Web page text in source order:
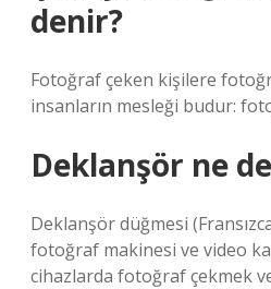
denir?
Fotoğraf çeken kişilere
insanların mesleği budur:
Deklanşör ne
Deklanşör düğmesi
fotoğraf makinesi ve video
cihazlarda fotoğraf çekmek